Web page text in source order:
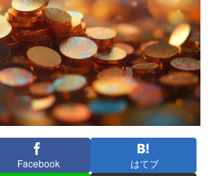
Facebook はてブ